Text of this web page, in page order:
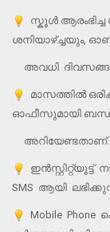
സ്കൂള്‍
ശനിയാഴ്ച്ചയും,
അവധി
മാസത്തില്‍
ഓഫീസുമായി
അറിയേണ്ടതാണ്.
SMS ആയി
Mobile